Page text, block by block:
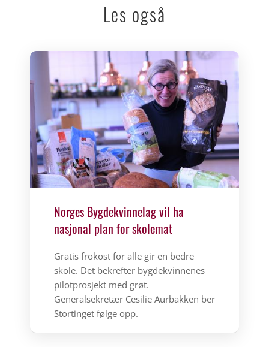
Les også
Norges Bygdekvinnelag vil ha
nasjonal plan for skolemat
Gratis frokost for alle gir en bedre
skole. Det bekrefter bygdekvinnenes
pilotprosjekt med grøt.
Generalsekretær Cesilie Aurbakken ber
Stortinget følge opp.